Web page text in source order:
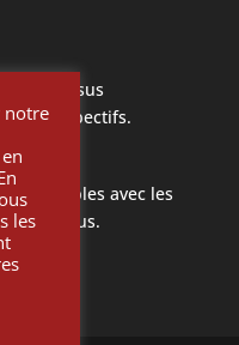
ci dessus
respectifs.
avec les
ci-dessus.
notre
les